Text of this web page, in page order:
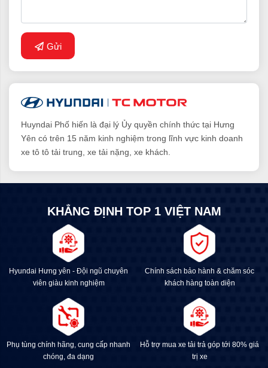
Gửi
Huyndai Phố hiến là đại lý Ủy quyền chính thức tại Hưng
Yên có trên 15 năm kinh nghiệm trong lĩnh vực kinh doanh
xe tô tô tải trung, xe tải nặng, xe khách.
KHẲNG ĐỊNH TOP 1 VIỆT NAM
Hyundai Hưng yên - Đội ngũ chuyên
viên giàu kinh nghiệm
Chính sách bảo hành & chăm sóc
khách hàng toàn diện
Phụ tùng chính hãng, cung cấp nhanh
chóng, đa dạng
Hỗ trợ mua xe tải trả góp tới 80% giá
trị xe